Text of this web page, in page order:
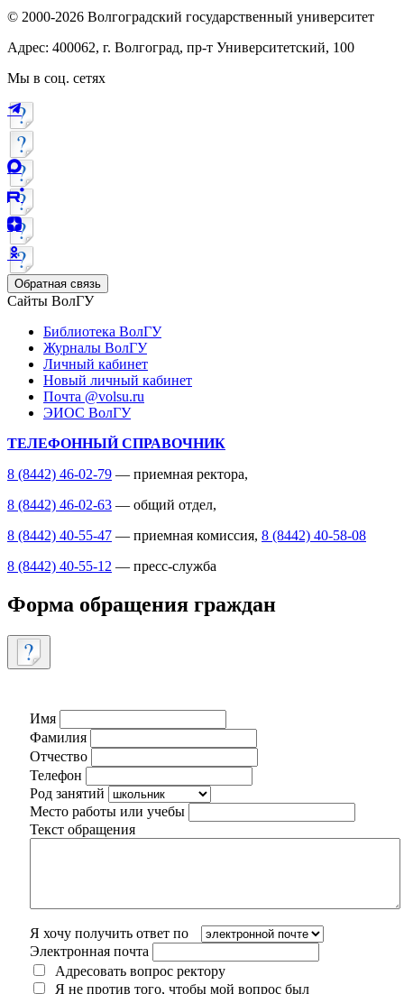
© 2000-2026 Волгоградский государственный университет
Адрес: 400062, г. Волгоград, пр-т Университетский, 100
Мы в соц. сетях
Обратная связь
Сайты ВолГУ
Библиотека ВолГУ
Журналы ВолГУ
Личный кабинет
Новый личный кабинет
Почта @volsu.ru
ЭИОС ВолГУ
ТЕЛЕФОННЫЙ СПРАВОЧНИК
8 (8442) 46-02-79 — приемная ректора,
8 (8442) 46-02-63 — общий отдел,
8 (8442) 40-55-47 — приемная комиссия, 8 (8442) 40-58-08
8 (8442) 40-55-12 — пресс-служба
Форма обращения граждан
Имя
Фамилия
Отчество
Телефон
Род занятий
Место работы или учебы
Текст обращения
Я хочу получить ответ по
Электронная почта
Адресовать вопрос ректору
Я не против того, чтобы мой вопрос был